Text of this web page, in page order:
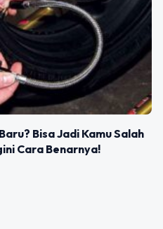
Bisa Jadi Kamu Salah
Cara Benarnya!